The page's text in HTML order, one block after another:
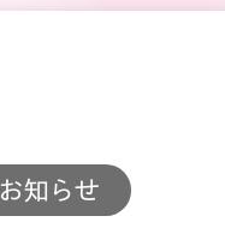
お知らせ